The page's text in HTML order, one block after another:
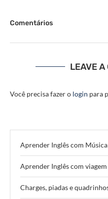
Comentários
LEAVE
Você precisa fazer o login para
Aprender Inglês com Música
Aprender Inglês com
Charges, piadas e